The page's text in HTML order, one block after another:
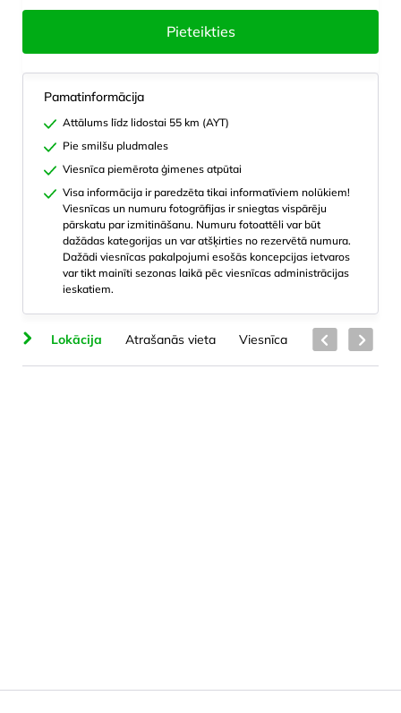
Pieteikties
Pamatinformācija
Attālums līdz lidostai 55 km (AYT)
Pie smilšu pludmales
Viesnīca piemērota ģimenes atpūtai
Visa informācija ir paredzēta tikai informatīviem nolūkiem!
Viesnīcas un numuru fotogrāfijas ir sniegtas vispārēju
pārskatu par izmitināšanu. Numuru fotoattēli var būt
dažādas kategorijas un var atšķirties no rezervētā numura.
Dažādi viesnīcas pakalpojumi esošās koncepcijas ietvaros
var tikt mainīti sezonas laikā pēc viesnīcas administrācijas
ieskatiem.
Lokācija Atrašanās vieta Viesnīca Numuru veidi